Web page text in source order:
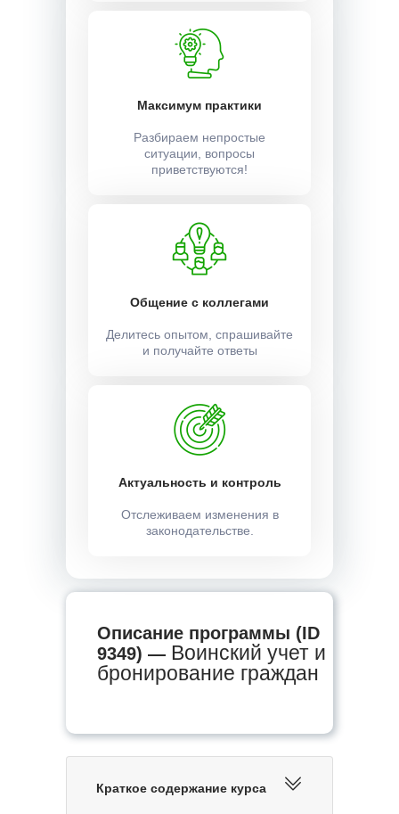
Максимум практики
Разбираем непростые
ситуации, вопросы
приветствуются!
Общение с коллегами
Делитесь опытом, спрашивайте
и получайте ответы
Актуальность и контроль
Отслеживаем изменения в
законодательстве.
Описание программы (ID
9349) — Воинский учет и
бронирование граждан
Краткое содержание курса